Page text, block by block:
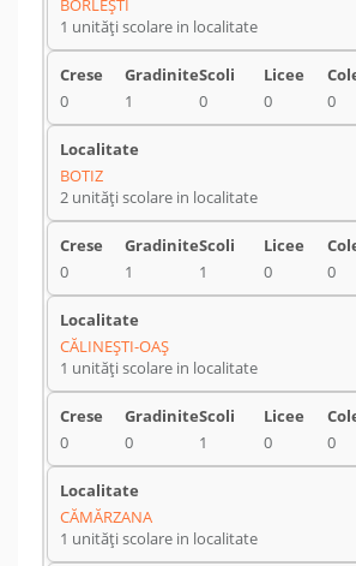
BORLEŞTI
1 unități scolare in localitate
0 1 0 0 0
BOTIZ
2 unități scolare in localitate
0 1 1 0 0
CĂLINEŞTI-OAŞ
1 unități scolare in localitate
0 0 1 0 0
CĂMĂRZANA
1 unități scolare in localitate